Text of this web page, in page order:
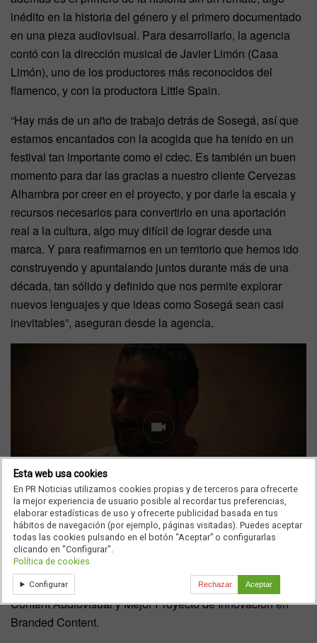
inédito en la historia del género y el primero documentado
en una pieza audiovisual. Para desarrollarlo, la agencia
contó con la dirección musical de Javier Limón (Casa
Limón), uno de los productores más reconocidos del
flamenco, y con la productora Little Spain.
“Hay más de un año de trabajo detrás de Sosegá, así que
estamos encantados con la acogida que ha tenido en un
festival tan importante como el cdec. Es también un buen
momento para dar las gracias a nuestro cliente Cervezas
Alhambra por creer en el proyecto, y por darle la escala y
recursos necesarios para convertirlo en una aportación
real a la cultura, algo muy difícil de lograr desde una
marca. Y para reafirmarnos en un territorio que hemos ido
construyendo y apuntalando juntos durante más de una
década, tan sólido y definido que nos permite explorar
nuevos lenguajes y que ideas como Sosegá sean casi
inevitables”, aseguran desde la agencia.
‘Sosegá’ ya fue el el gran triunfador de los premios
BCMA 2025donde recibió por unanimidad del jurado el
galardón como Mejor Branded Content del Año. Además,
fue reconocido en otras dos categorías: Mejor Branded
Content Audiovisual y Mejor Proyecto de Innovación en
Branded Content.
Esta web usa cookies
En PR Noticias utilizamos cookies propias y de terceros para ofrecerte
la mejor experiencia de usuario posible al recordar tus preferencias,
elaborar estadísticas de uso y ofrecerte publicidad basada en tus
hábitos de navegación (por ejemplo, páginas visitadas). Puedes aceptar
todas las cookies pulsando en el botón “Aceptar” o configurarlas
clicando en "Configurar".
Política de cookies
Configurar Rechazar Aceptar